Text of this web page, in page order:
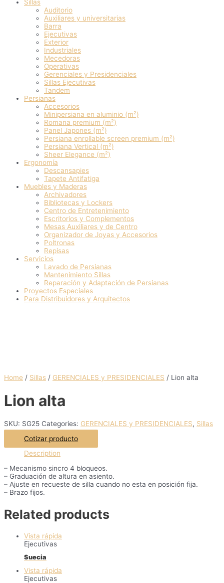
Sillas
Auditorio
Auxiliares y universitarias
Barra
Ejecutivas
Exterior
Industriales
Mecedoras
Operativas
Gerenciales y Presidenciales
Sillas Ejecutivas
Tandem
Persianas
Accesorios
Minipersiana en aluminio (m²)
Romana premium (m²)
Panel Japones (m²)
Persiana enrollable screen premium (m²)
Persiana Vertical (m²)
Sheer Elegance (m²)
Ergonomía
Descansapies
Tapete Antifatiga
Muebles y Maderas
Archivadores
Bibliotecas y Lockers
Centro de Entretenimiento
Escritorios y Complementos
Mesas Auxiliares y de Centro
Organizador de Joyas y Accesorios
Poltronas
Repisas
Servicios
Lavado de Persianas
Mantenimiento Sillas
Reparación y Adaptación de Persianas
Proyectos Especiales
Para Distribuidores y Arquitectos
Home / Sillas / GERENCIALES y PRESIDENCIALES / Lion alta
Lion alta
SKU: SG25 Categories: GERENCIALES y PRESIDENCIALES, Sillas
Cotizar producto
Description
– Mecanismo sincro 4 bloqueos.
– Graduación de altura en asiento.
– Ajuste en recueste de silla cuando no esta en posición fija.
– Brazo fijos.
Related products
Vista rápida
Ejecutivas
Suecia
Vista rápida
Ejecutivas